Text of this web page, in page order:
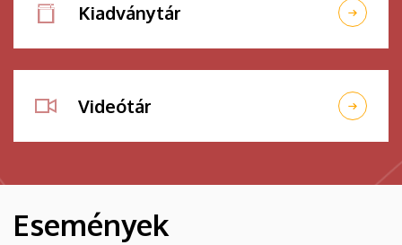
Kiadványtár
Videótár
Események